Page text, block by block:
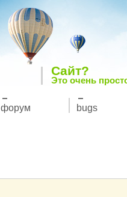
Сайт?
Это очень
форум bugs